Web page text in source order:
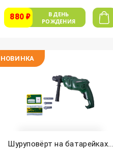
880 ₽
В ДЕНЬ
РОЖДЕНИЯ
НОВИНКА
Шуруповёрт на батарейках...